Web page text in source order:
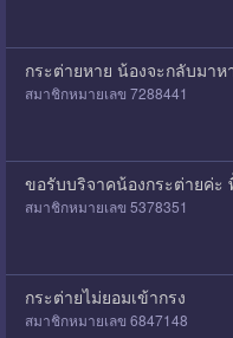
กระต่ายหาย น้องจะกลับมา
สมาชิกหมายเลข 7288441
ขอรับบริจาคน้องกระต่ายค่
สมาชิกหมายเลข 5378351
กระต่ายไม่ยอมเข้ากรง
สมาชิกหมายเลข 6847148